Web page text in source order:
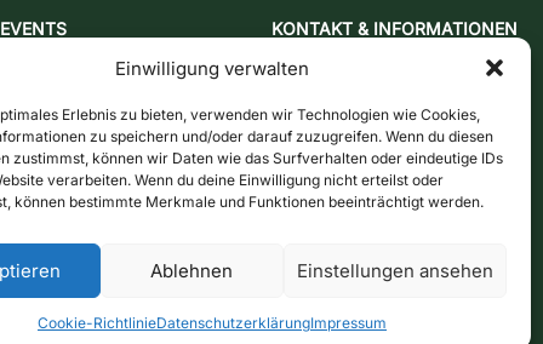
Einwilligung verwalten
Erlebnis zu bieten, verwenden wir Technologien wie Cookies,
zu speichern und/oder darauf zuzugreifen. Wenn du diesen
zustimmst, können wir Daten wie das Surfverhalten oder eindeutige IDs
verarbeiten. Wenn du deine Einwilligung nicht erteilst oder
können bestimmte Merkmale und Funktionen beeinträchtigt werden.
Ablehnen Einstellungen ansehen
Cookie-RichtlinieDatenschutzerklärungImpressum
EVENTS
Kölscher Mühlenabend
Jazz-Brunch
Bierbraukurs
Schnappsbrenn-Kurs
Aktionstage
KONTAKT & INFORMATIONEN
Öffnungszeiten
Anfahrt & Karte
Newsletter
Online-Shop
Gutscheine